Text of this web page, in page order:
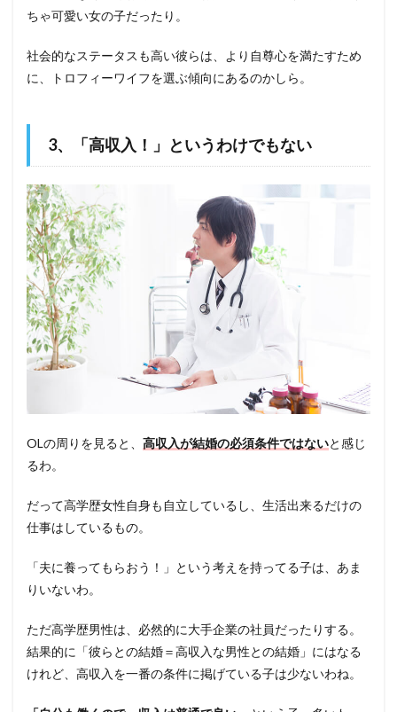
ちゃ可愛い女の子だったり。
社会的なステータスも高い彼らは、より自尊心を満たすため
に、トロフィーワイフを選ぶ傾向にあるのかしら。
3、「高収入！」というわけでもない
OLの周りを見ると、 高収入が結婚の必須条件ではないと感じ
るわ。
だって高学歴女性自身も自立しているし、生活出来るだけの
仕事はしているもの。
「夫に養ってもらおう！」という考えを持ってる子は、あま
りいないわ。
ただ高学歴男性は、必然的に大手企業の社員だったりする。
結果的に「彼らとの結婚＝高収入な男性との結婚」にはなる
けれど、高収入を一番の条件に掲げている子は少ないわね。